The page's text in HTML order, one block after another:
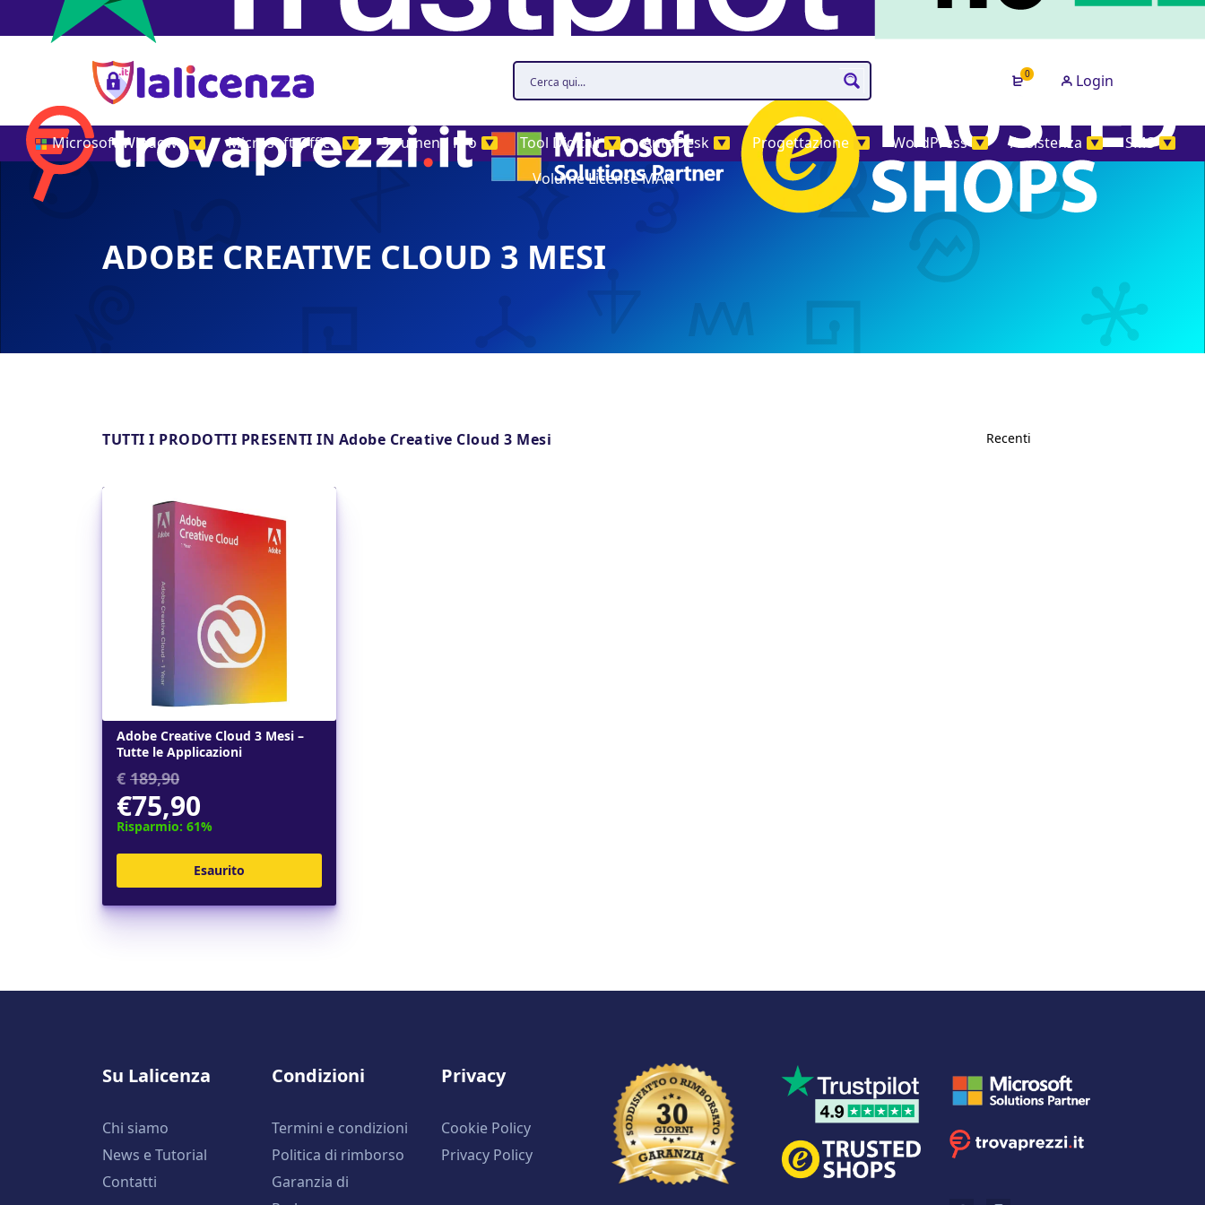
0 Login
Microsoft Windows ▼ Microsoft Office ▼ Strumenti Pro ▼ Tool Digitali ▼ AutoDesk ▼ Progettazione ▼ WordPress ▼ Assistenza ▼ SMS ▼
Volume License MAK
ADOBE CREATIVE CLOUD 3 MESI
TUTTI I PRODOTTI PRESENTI IN Adobe Creative Cloud 3 Mesi
Dettagli
Adobe Creative Cloud 3 Mesi –
Tutte le Applicazioni
€ 189,90
€75,90
Risparmio: 61%
Esaurito
Su Lalicenza
Chi siamo
News e Tutorial
Contatti
Condizioni
Termini e condizioni
Politica di rimborso
Garanzia di
Privacy
Cookie Policy
Privacy Policy